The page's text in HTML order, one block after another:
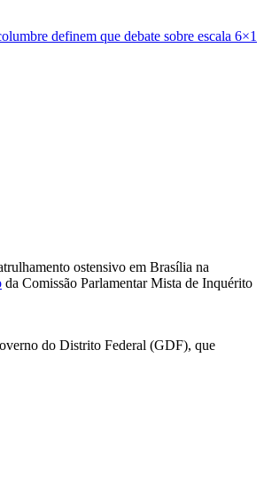
que debate sobre escala 6×1 fica para depois
ostensivo em Brasília na
da Comissão Parlamentar Mista de Inquérito
do Distrito Federal (GDF), que